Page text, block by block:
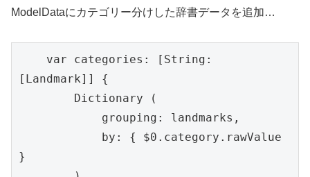
ModelDataにカテゴリー分けした辞書データを追加…
[Landmark]] {
}